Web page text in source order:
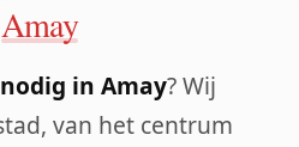
Amay
in Amay? Wij
van het centrum